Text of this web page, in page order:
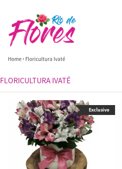
Home Floricultura Ivaté
FLORICULTURA IVATÉ
Exclusivo